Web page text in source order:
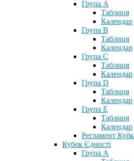
Група А
Таблиця
Календар
Група В
Таблиця
Календар
Група С
Таблиця
Календар
Група D
Таблиця
Календар
Група Е
Таблиця
Календар
Регламент
Кубок Єдності
Група А